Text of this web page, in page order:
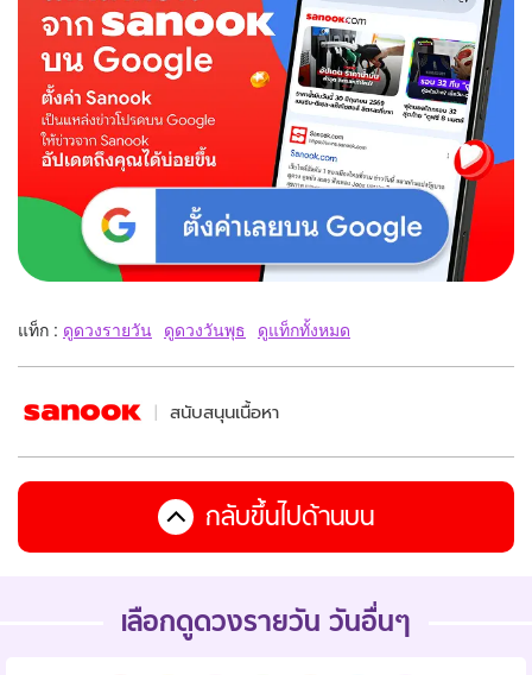
แท็ก : ดูดวงรายวัน ดูดวงวันพุธ ดูแท็กทั้งหมด
สนับสนุนเนื้อหา
กลับขึ้นไปด้านบน
เลือกดูดวงรายวัน วันอื่นๆ